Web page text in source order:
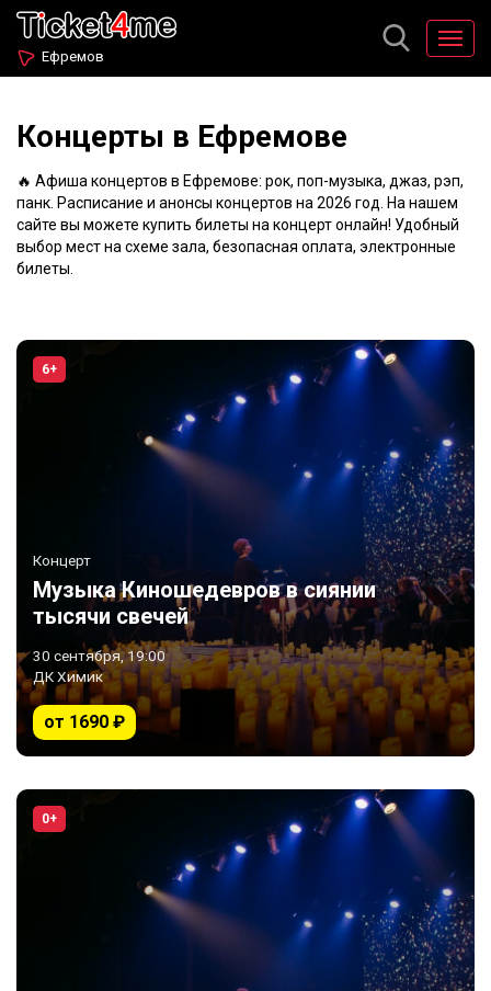
Ефремов
Концерты в Ефремове
🔥 Афиша концертов в Ефремове: рок, поп-музыка, джаз, рэп,
панк. Расписание и анонсы концертов на 2026 год. На нашем
сайте вы можете купить билеты на концерт онлайн! Удобный
выбор мест на схеме зала, безопасная оплата, электронные
билеты.
6+
Концерт
Музыка Киношедевров в сиянии
тысячи свечей
30 сентября, 19:00
ДК Химик
от 1690 ₽
0+